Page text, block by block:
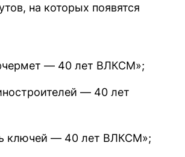
на которых появятся
— 40 лет ВЛКСМ»;
— 40 лет
ключей — 40 лет ВЛКСМ»;